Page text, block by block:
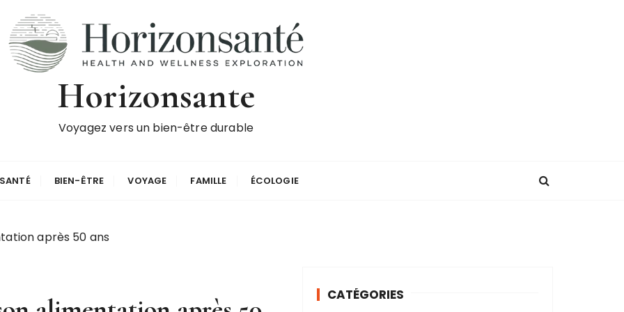
Horizonsante
Voyagez vers un bien-être durable
SANTÉ BIEN-ÊTRE VOYAGE FAMILLE ÉCOLOGIE
après 50 ans
CATÉGORIES